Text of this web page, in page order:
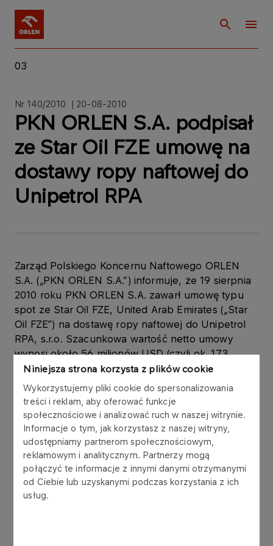
Niniejsza strona korzysta z plików cookie
Wykorzystujemy pliki cookie do spersonalizowania
treści i reklam, aby oferować funkcje
społecznościowe i analizować ruch w naszej witrynie.
Informacje o tym, jak korzystasz z naszej witryny,
udostępniamy partnerom społecznościowym,
reklamowym i analitycznym. Partnerzy mogą
połączyć te informacje z innymi danymi otrzymanymi
od Ciebie lub uzyskanymi podczas korzystania z ich
usług.
03
Nr 140/2010 | 20-08-2010
PKN ORLEN S.A. podpisał
ze Star Oil FZE umowę na
dostawy ropy naftowej do
Unipetrol RPA
Zarząd Polskiego Koncernu Naftowego ORLEN
S.A. („PKN ORLEN S.A.”) informuje, że 19 sierpnia
2010 roku PKN ORLEN S.A. zawarł umowę typu
spot ze Star Oil FZE, United Arab Emirates („Star
Oil FZE”) na dostawę ropy naftowej do Unipetrol
RPA, s.r.o. Szacunkowa wartość netto umowy
wynosi około 56 milionów USD (czyli ok. 173
miliony PLN wg kursu średniego Narodowego
Banku Polskiego dla PLN/USD z dnia 19 sierpnia
2010 roku).
Unipetrol RPA, s.r.o. jest spółką, w której 100%
udziałów posiada Unipetrol a.s. PKN ORLEN S.A.
posiada około 63% udziału w kapitale
zakładowym Unipetrol a.s.
Łączna szacunkowa wartość umów zawartych